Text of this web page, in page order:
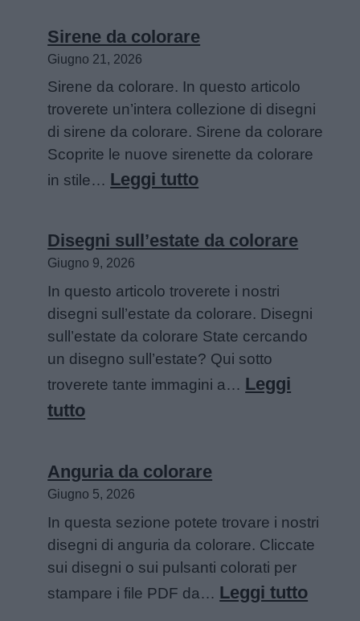
Sirene da colorare
Giugno 21, 2026
Sirene da colorare. In questo articolo
troverete un’intera collezione di disegni
di sirene da colorare. Sirene da colorare
Scoprite le nuove sirenette da colorare
in stile… Leggi tutto:
da
Disegni sull’estate da colorare
Giugno 9, 2026
In questo articolo troverete i nostri
disegni sull’estate da colorare. Disegni
sull’estate da colorare State cercando
un disegno sull’estate? Qui sotto
troverete tante immagini a… Leggi
tutto:
sull’estate
da
colorare
Anguria da colorare
Giugno 5, 2026
In questa sezione potete trovare i nostri
disegni di anguria da colorare. Cliccate
sui disegni o sui pulsanti colorati per
stampare i file PDF da… Leggi tutto: